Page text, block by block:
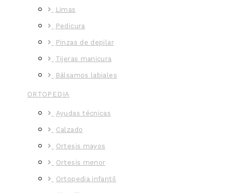
Limas
Pedicura
Pinzas de depilar
Tijeras manicura
Bálsamos labiales
ORTOPEDIA
Ayudas técnicas
Calzado
Ortesis mayos
Ortesis menor
Ortopedia infantil